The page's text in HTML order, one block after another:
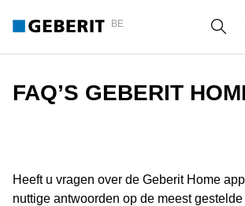
BE
FAQ’S GEBERIT
Heeft u vragen over de Geberit Home
nuttige antwoorden op de meest gestelde